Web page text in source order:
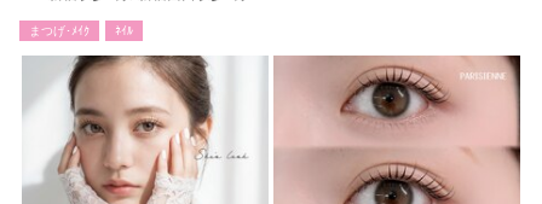
まつげ･ﾒｲｸ ﾈｲﾙ